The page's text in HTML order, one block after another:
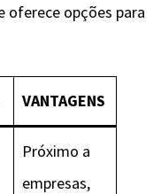
oferece opções para
VANTAGENS
Próximo a
empresas,